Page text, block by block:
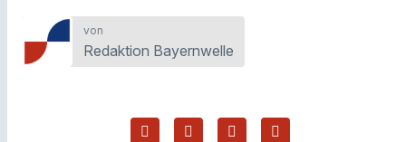
von
Redaktion Bayernwelle